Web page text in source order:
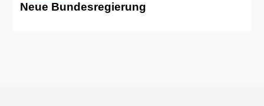
Neue Bundesregierung